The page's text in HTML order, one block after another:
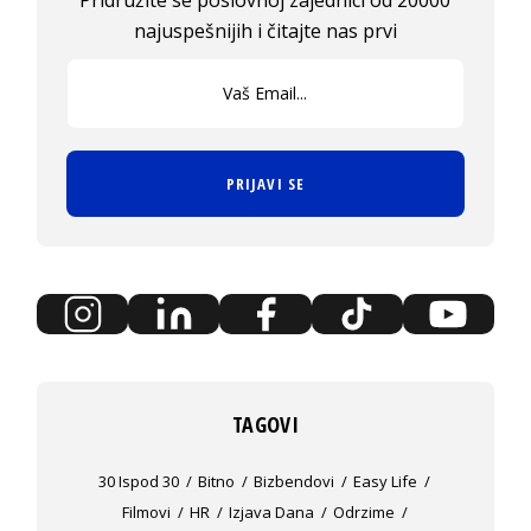
najuspešnijih i čitajte nas prvi
PRIJAVI SE
TAGOVI
30 Ispod 30 Bitno Bizbendovi
Easy Life
Filmovi
HR Izjava Dana Odrzime